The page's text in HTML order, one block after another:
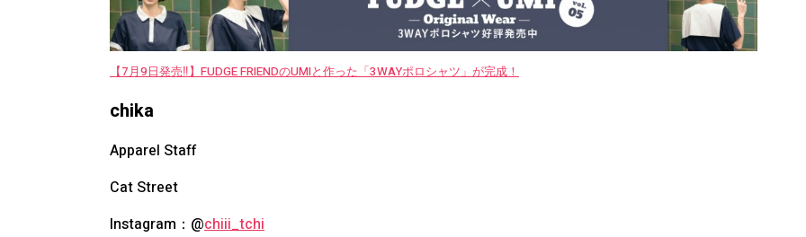
【7月9日発売‼︎】FUDGE FRIENDのUMIと作った「3WAYポロシャツ」が完成！
chika
Apparel Staff
Cat Street
Instagram：@chiii_tchi